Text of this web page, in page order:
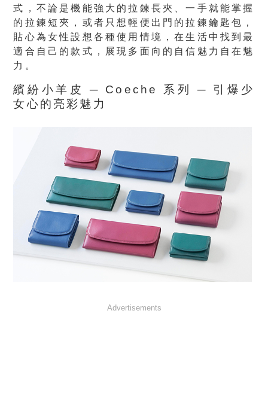
式，不論是機能強大的拉鍊長夾、一手就能掌握
的拉鍊短夾，或者只想輕便出門的拉鍊鑰匙包，
貼心為女性設想各種使用情境，在生活中找到最
適合自己的款式，展現多面向的自信魅力自在魅
力。
繽紛小羊皮 ─ Coeche 系列 ─ 引爆少
女心的亮彩魅力
Advertisements